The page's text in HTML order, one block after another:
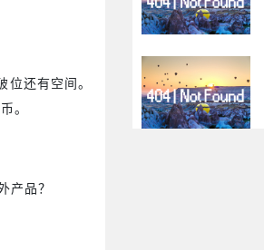
还有空间。
。
产品？